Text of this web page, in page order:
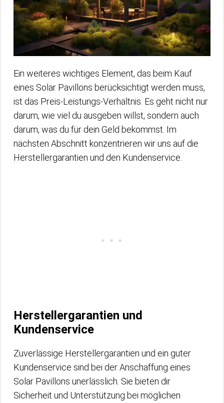
Ein weiteres wichtiges Element, das beim Kauf
eines Solar Pavillons berücksichtigt werden muss,
ist das Preis-Leistungs-Verhältnis. Es geht nicht nur
darum, wie viel du ausgeben willst, sondern auch
darum, was du für dein Geld bekommst. Im
nächsten Abschnitt konzentrieren wir uns auf die
Herstellergarantien und den Kundenservice.
Herstellergarantien und
Kundenservice
Zuverlässige Herstellergarantien und ein guter
Kundenservice sind bei der Anschaffung eines
Solar Pavillons unerlässlich. Sie bieten dir
Sicherheit und Unterstützung bei möglichen